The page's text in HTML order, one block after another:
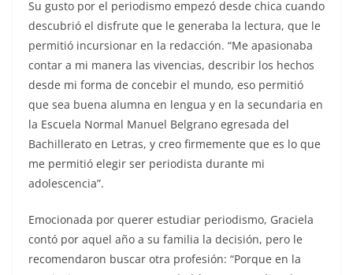
Su gusto por el periodismo empezó desde chica cuando
descubrió el disfrute que le generaba la lectura, que le
permitió incursionar en la redacción. “Me apasionaba
contar a mi manera las vivencias, describir los hechos
desde mi forma de concebir el mundo, eso permitió
que sea buena alumna en lengua y en la secundaria en
la Escuela Normal Manuel Belgrano egresada del
Bachillerato en Letras, y creo firmemente que es lo que
me permitió elegir ser periodista durante mi
adolescencia”.
Emocionada por querer estudiar periodismo, Graciela
contó por aquel año a su familia la decisión, pero le
recomendaron buscar otra profesión: “Porque en la